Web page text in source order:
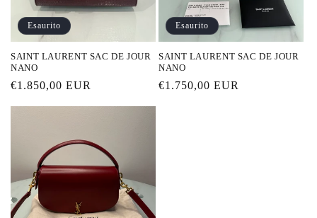
Esaurito
SAINT LAURENT SAC DE JOUR
NANO
Prezzo
€1.850,00 EUR
Esaurito
SAINT LAURENT SAC DE JOUR
NANO
Prezzo
€1.750,00 EUR